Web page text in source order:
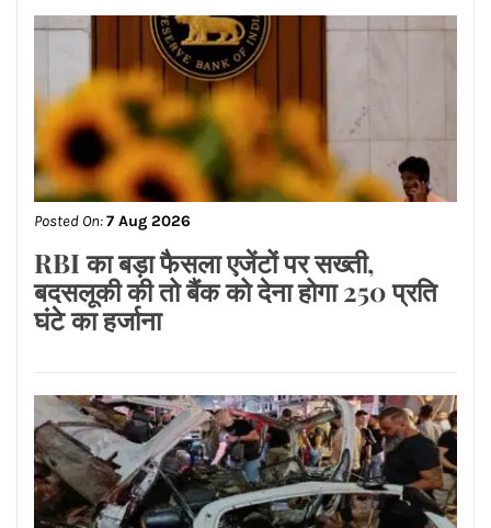
Posted On:7 Aug 2026
शुक्र देगा व्यापार और नौकरी में प्रगति के योग
मान सम्मान बढ़ेगा अटके हुए कार्य पूरे होंगे और
आत्मविश्वास बढ़ेगा जानिए ज्योतिष आचार्य
रितिका मरवाहा से